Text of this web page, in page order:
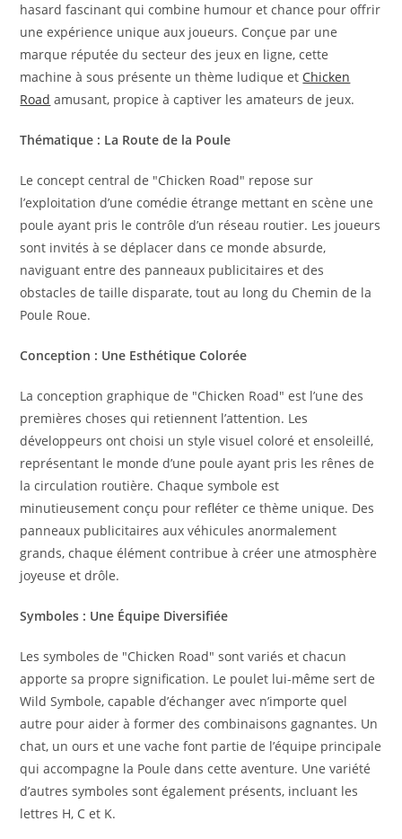
hasard fascinant qui combine humour et chance pour offrir
une expérience unique aux joueurs. Conçue par une
marque réputée du secteur des jeux en ligne, cette
machine à sous présente un thème ludique et Chicken
Road amusant, propice à captiver les amateurs de jeux.
Thématique : La Route de la Poule
Le concept central de "Chicken Road" repose sur
l’exploitation d’une comédie étrange mettant en scène une
poule ayant pris le contrôle d’un réseau routier. Les joueurs
sont invités à se déplacer dans ce monde absurde,
naviguant entre des panneaux publicitaires et des
obstacles de taille disparate, tout au long du Chemin de la
Poule Roue.
Conception : Une Esthétique Colorée
La conception graphique de "Chicken Road" est l’une des
premières choses qui retiennent l’attention. Les
développeurs ont choisi un style visuel coloré et ensoleillé,
représentant le monde d’une poule ayant pris les rênes de
la circulation routière. Chaque symbole est
minutieusement conçu pour refléter ce thème unique. Des
panneaux publicitaires aux véhicules anormalement
grands, chaque élément contribue à créer une atmosphère
joyeuse et drôle.
Symboles : Une Équipe Diversifiée
Les symboles de "Chicken Road" sont variés et chacun
apporte sa propre signification. Le poulet lui-même sert de
Wild Symbole, capable d’échanger avec n’importe quel
autre pour aider à former des combinaisons gagnantes. Un
chat, un ours et une vache font partie de l’équipe principale
qui accompagne la Poule dans cette aventure. Une variété
d’autres symboles sont également présents, incluant les
lettres H, C et K.